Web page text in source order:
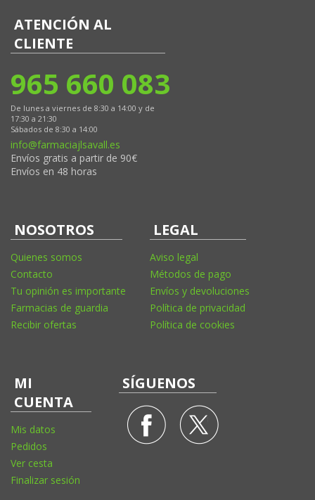
ATENCIÓN AL
CLIENTE
965 660 083
De lunes a viernes de 8:30 a 14:00 y de
17:30 a 21:30
Sábados de 8:30 a 14:00
info@farmaciajlsavall.es
Envíos gratis a partir de 90€
Envíos en 48 horas
NOSOTROS
Quienes somos
Contacto
Tu opinión es importante
Farmacias de guardia
Recibir ofertas
LEGAL
Aviso legal
Métodos de pago
Envíos y devoluciones
Política de privacidad
Política de cookies
MI
CUENTA
Mis datos
Pedidos
Ver cesta
Finalizar sesión
SÍGUENOS